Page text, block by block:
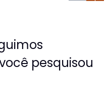
pesquisou